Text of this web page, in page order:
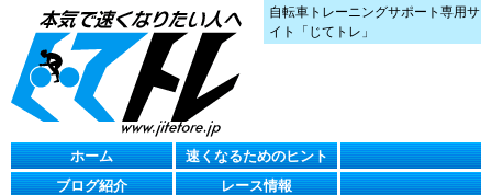
自転車トレーニングサポート専用サ
イト「じてトレ」
ホーム
速くなるためのヒント
ブログ紹介
レース情報